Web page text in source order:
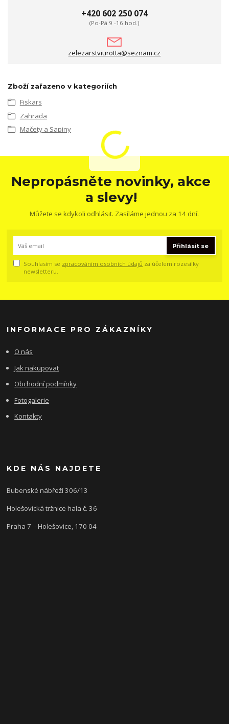
+420 602 250 074
(Po-Pá 9 -16 hod.)
zelezarstviurotta@seznam.cz
Zboží zařazeno v kategoriích
Fiskars
Zahrada
Mačety a Sapiny
Nepropásněte novinky, akce
a slevy!
Můžete se kdykoli odhlásit. Zasíláme jednou za 14 dní.
Přihlásit se
Souhlasím se zpracováním osobních údajů za účelem rozesílky
newsletteru.
INFORMACE PRO ZÁKAZNÍKY
O nás
Jak nakupovat
Obchodní podmínky
Fotogalerie
Kontakty
KDE NÁS NAJDETE
Bubenské nábřeží 306/13
Holešovická tržnice hala č. 36
Praha 7 - Holešovice, 170 04